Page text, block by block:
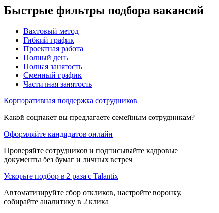
Быстрые фильтры подбора вакансий
Вахтовый метод
Гибкий график
Проектная работа
Полный день
Полная занятость
Сменный график
Частичная занятость
Корпоративная поддержка сотрудников
Какой соцпакет вы предлагаете семейным сотрудникам?
Оформляйте кандидатов онлайн
Проверяйте сотрудников и подписывайте кадровые
документы без бумаг и личных встреч
Ускорьте подбор в 2 раза с Talantix
Автоматизируйте сбор откликов, настройте воронку,
собирайте аналитику в 2 клика